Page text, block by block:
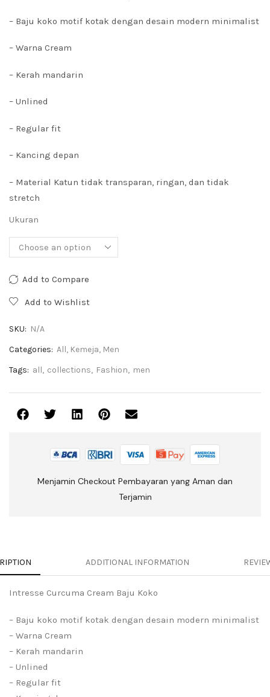
– Baju koko motif kotak dengan desain modern minimalist
– Warna Cream
– Kerah mandarin
– Unlined
– Regular fit
– Kancing depan
– Material Katun tidak transparan, ringan, dan tidak
stretch
Ukuran
Add to Compare
Add to Wishlist
SKU: N/A
Categories: All, Kemeja, Men
Tags: all, collections, Fashion, men
Menjamin Checkout Pembayaran yang Aman dan
Terjamin
ADDITIONAL INFORMATION
Intresse Curcuma Cream Baju Koko
– Baju koko motif kotak dengan desain modern minimalist
– Warna Cream
– Kerah mandarin
– Unlined
– Regular fit